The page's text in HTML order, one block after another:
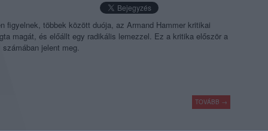
figyelnek, többek között duója, az Armand Hammer kritikai
magát, és előállt egy radikális lemezzel. Ez a kritika először a
jelent meg.
TOVÁBB →